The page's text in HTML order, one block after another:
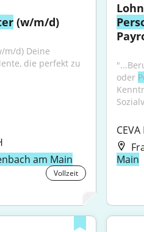
(w/m/d)
⁠m⁠/⁠d) Deine
die perfekt zu
am Main
Vollzeit
oder
Main